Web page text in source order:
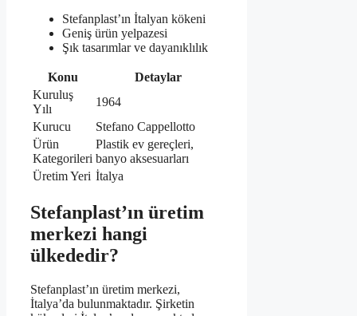
Stefanplast’ın İtalyan kökeni
Geniş ürün yelpazesi
Şık tasarımlar ve dayanıklılık
Konu
Detaylar
Kuruluş
Yılı
1964
Kurucu
Stefano Cappellotto
Ürün
Kategorileri
Plastik ev gereçleri,
banyo aksesuarları
Üretim Yeri İtalya
Stefanplast’ın üretim
merkezi hangi
ülkededir?
Stefanplast’ın üretim merkezi,
İtalya’da bulunmaktadır. Şirketin